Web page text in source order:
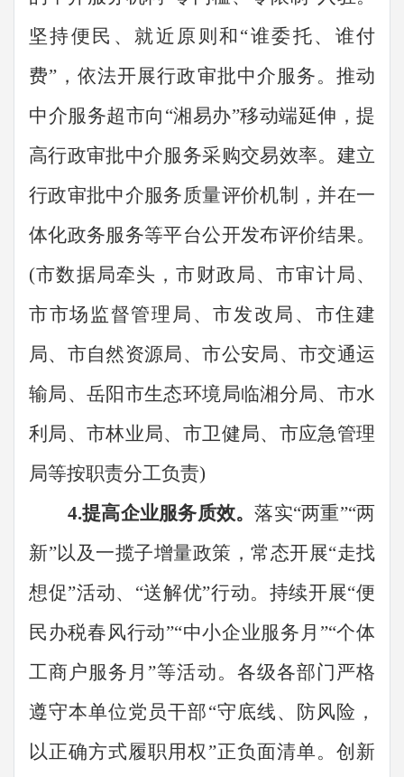
坚持便民、就近原则和 “谁委托、谁付
费” ，依法开展行政审批中介服务。推动
中介服务超市向 “湘易办”移动端延伸，提
高行政审批中介服务采购交易效率。建立
行政审批中介服务质量评价机制，并在一
体化政务服务等平台公开发布评价结果。
(市数据局牵头，市财政局、市审计局、
市市场 监督管理 局 、市发改局、市住建
局、市自然资源局、市公安局、市交通运
输局、岳阳市生态环境局临湘分局、市水
利局、市林业局、市卫健局、市应急管理
局等按职责分工负责)
4.提高企业服务质效。落实“两重”“两
新”以及一揽子增量政策，常态开展“走找
想促”活动、 “送解优”行动。持续开展“便
民办税春风行动”“中小企业服务月 ”“个体
工商户服务月 ”等活动。各级各部门严格
遵守本单位党员干部“守底线、防风险 ，
以正确方式履职用权 ”正负面清单。创新